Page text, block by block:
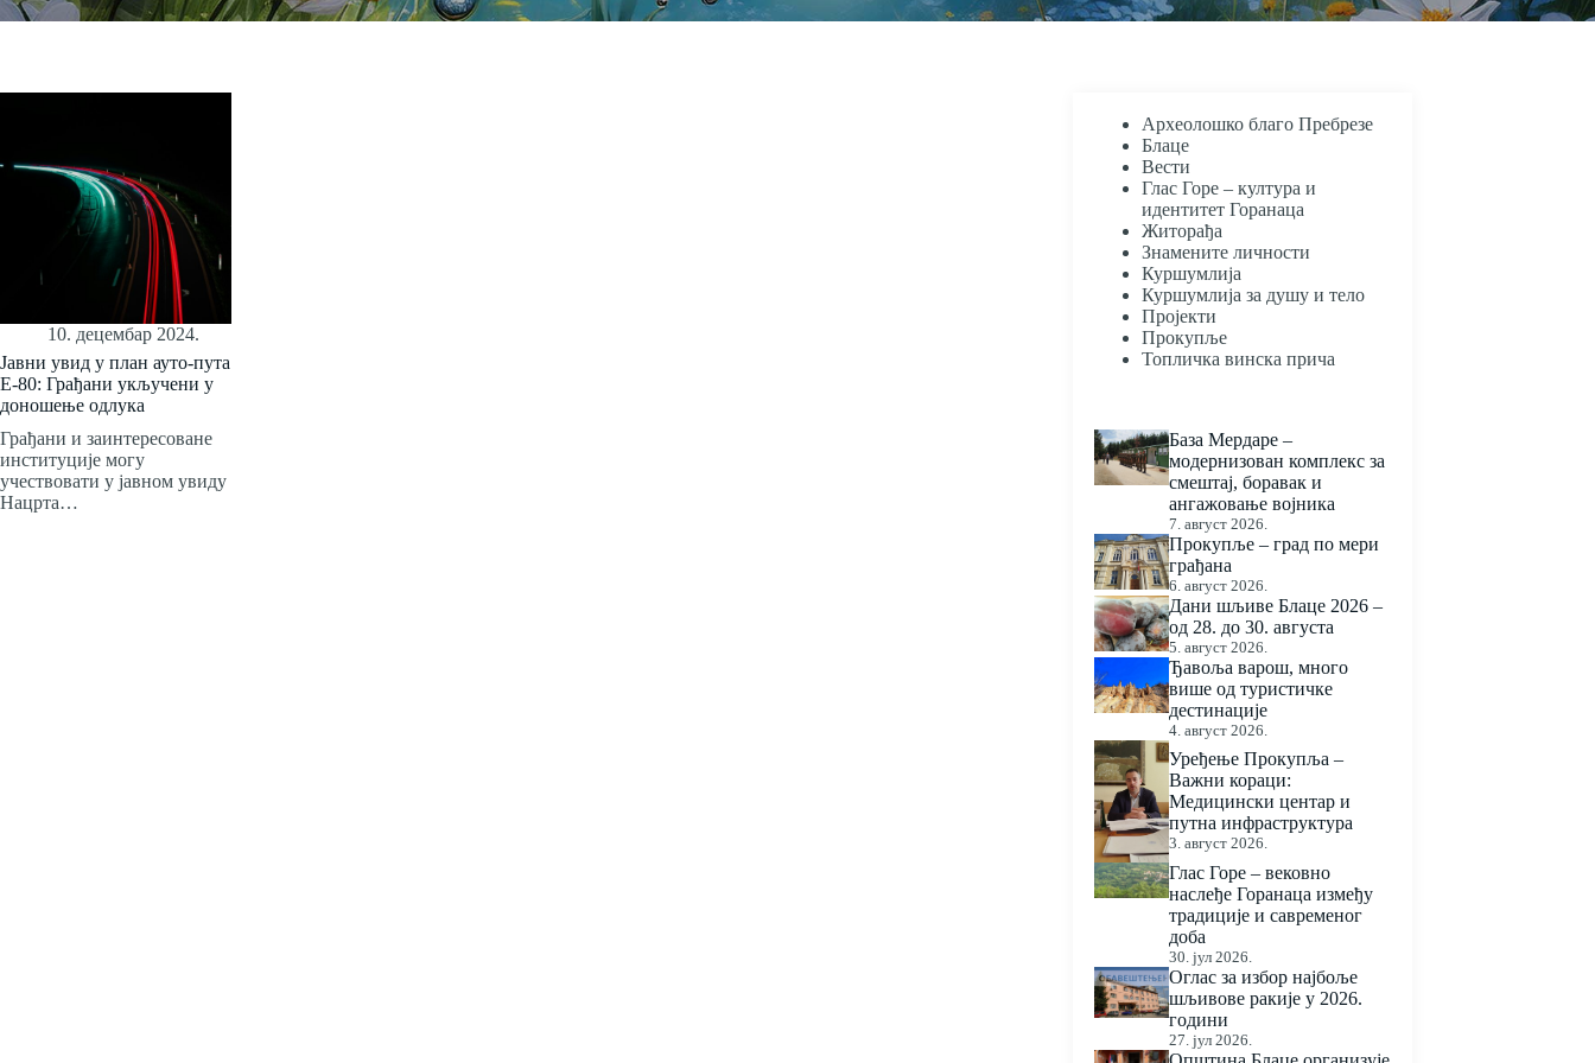
10. децембар 2024.
Јавни увид у план ауто-пута
Е-80: Грађани укључени у
доношење одлука
Грађани и заинтересоване
институције могу
учествовати у јавном увиду
Нацрта…
Археолошко благо Пребрезе
Блаце
Вести
Глас Горе – култура и
идентитет Горанаца
Житорађа
Знамените личности
Куршумлија
Куршумлија за душу и тело
Пројекти
Прокупље
Топличка винска прича
База Мердаре –
модернизован комплекс за
смештај, боравак и
ангажовање војника
7. август 2026.
Прокупље – град по мери
грађана
6. август 2026.
Дани шљиве Блаце 2026 –
од 28. до 30. августа
5. август 2026.
Ђавоља варош, много
више од туристичке
дестинације
4. август 2026.
Уређење Прокупља –
Важни кораци:
Медицински центар и
путна инфраструктура
3. август 2026.
Глас Горе – вековно
наслеђе Горанаца између
традиције и савременог
доба
30. јул 2026.
Оглас за избор најбоље
шљивове ракије у 2026.
години
27. јул 2026.